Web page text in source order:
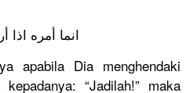
انما أمره
a apabila Dia menghendaki
“Jadilah!” maka